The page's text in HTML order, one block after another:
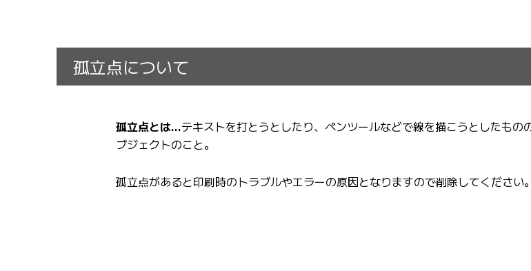
孤立点について
孤立点とは…テキストを打とうとしたり、ペンツールなどで線を描こうとしたも
ブジェクトのこと。
孤立点があると印刷時のトラブルやエラーの原因となりますので削除してください。